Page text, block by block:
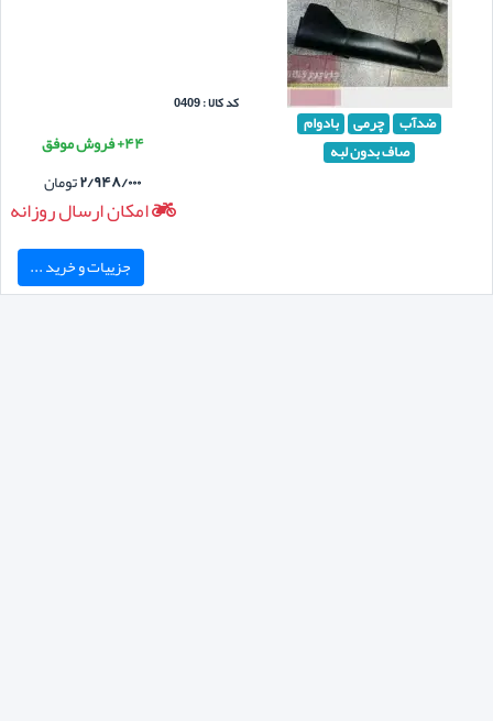
ضدآب چرمی بادوام
صاف بدون لبه
کد کالا : 0409
۴۴+ فروش موفق
۲/۹۴۸/۰۰۰تومان
امکان ارسال روزانه
جزییات و خرید ...